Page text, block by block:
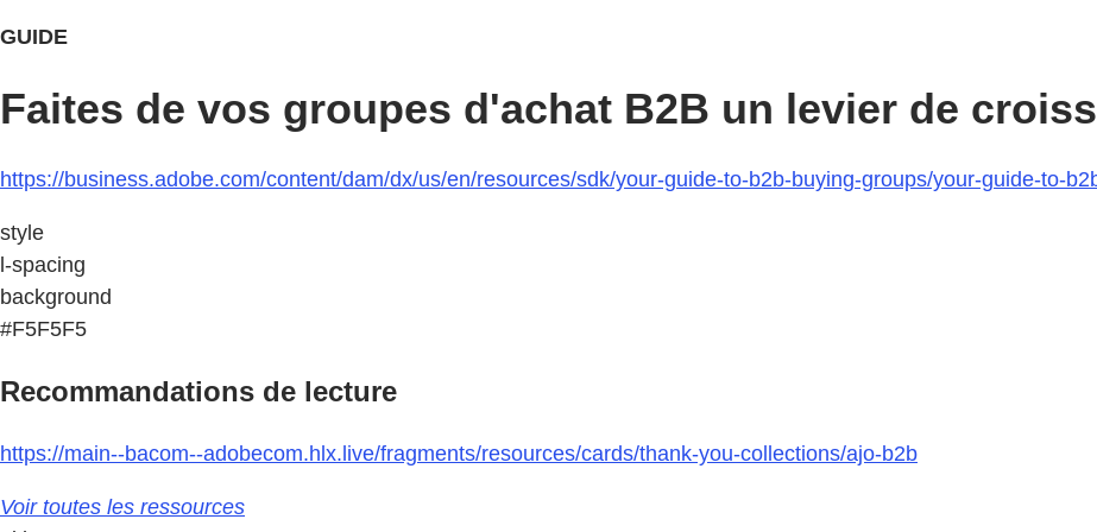
GUIDE
Faites de vos groupes d'achat B2B un levier de
https://business.adobe.com/content/dam/dx/us/en/resources/sdk/your-guide-to-b2b-buying-groups/your-guide-to-
style
l-spacing
background
#F5F5F5
Recommandations de lecture
https://main--bacom--adobecom.hlx.live/fragments/resources/cards/thank-you-collections/ajo-b2b
Voir toutes les ressources